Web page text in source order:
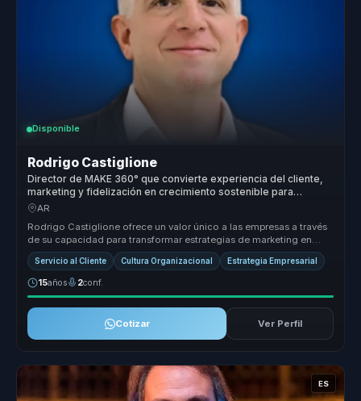
Disponible
Rodrigo Castiglione
Director de MAKE 360° que convierte experiencia del cliente,
marketing y fidelización en crecimiento sostenible para
empresas.
AR
Rodrigo Castiglione ofrece un valor único a las empresas a través
de su capacidad para transformar estrategias de marketing en
resultados...
Servicio al Cliente Cultura Organizacional Estrategia Empresarial
15años 2conf.
Cotizar Ver Perfil
ES